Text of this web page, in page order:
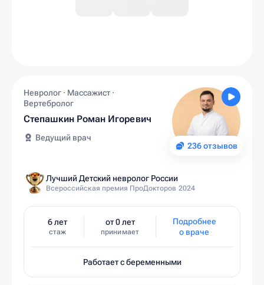
236 отзывов
Невролог · Массажист ·
Вертебролог
Степашкин Роман Игоревич
Ведущий врач
Лучший Детский невролог России
Всероссийская премия ПроДокторов 2024
6 лет
стаж
от 0 лет
принимает
Подробнее
о враче
Работает с беременными